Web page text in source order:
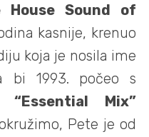
House Sound of
kasnije, krenuo
koja je nosila ime
bi 1993. počeo s
“Essential Mix”
Pete je od